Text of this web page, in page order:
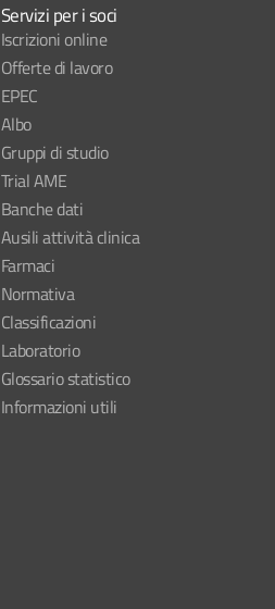
Servizi per i soci
Iscrizioni online
Offerte di lavoro
EPEC
Albo
Gruppi di studio
Trial AME
Banche dati
Ausili attività clinica
Farmaci
Normativa
Classificazioni
Laboratorio
Glossario statistico
Informazioni utili